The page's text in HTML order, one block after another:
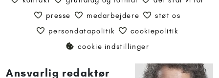
presse
medarbejdere
støt os
persondatapolitik
cookiepolitik
cookie indstillinger
Ansvarlig redaktør